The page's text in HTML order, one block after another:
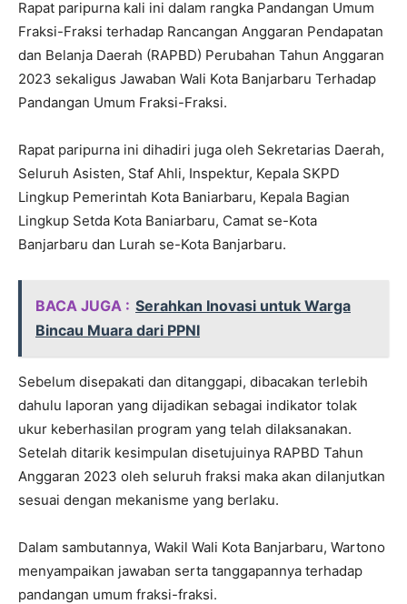
Rapat paripurna kali ini dalam rangka Pandangan Umum
Fraksi-Fraksi terhadap Rancangan Anggaran Pendapatan
dan Belanja Daerah (RAPBD) Perubahan Tahun Anggaran
2023 sekaligus Jawaban Wali Kota Banjarbaru Terhadap
Pandangan Umum Fraksi-Fraksi.
Rapat paripurna ini dihadiri juga oleh Sekretarias Daerah,
Seluruh Asisten, Staf Ahli, Inspektur, Kepala SKPD
Lingkup Pemerintah Kota Baniarbaru, Kepala Bagian
Lingkup Setda Kota Baniarbaru, Camat se-Kota
Banjarbaru dan Lurah se-Kota Banjarbaru.
BACA JUGA : Serahkan Inovasi untuk Warga
Bincau Muara dari PPNI
Sebelum disepakati dan ditanggapi, dibacakan terlebih
dahulu laporan yang dijadikan sebagai indikator tolak
ukur keberhasilan program yang telah dilaksanakan.
Setelah ditarik kesimpulan disetujuinya RAPBD Tahun
Anggaran 2023 oleh seluruh fraksi maka akan dilanjutkan
sesuai dengan mekanisme yang berlaku.
Dalam sambutannya, Wakil Wali Kota Banjarbaru, Wartono
menyampaikan jawaban serta tanggapannya terhadap
pandangan umum fraksi-fraksi.